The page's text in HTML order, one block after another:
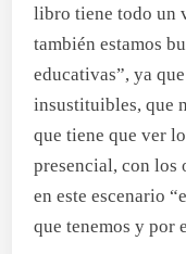
libro tiene todo un
también estamos
educativas”, ya
insustituibles, que
que tiene que ver
presencial, con los
en este escenario
que tenemos y por